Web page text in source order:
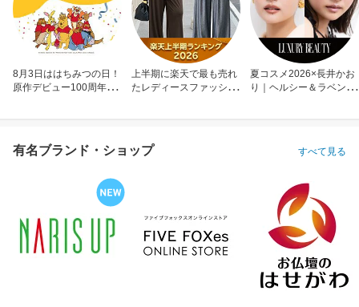
8月3日ははちみつの日！
原作デビュー100周年も
上半期に楽天で最も売れ
たレディースファッショ
夏コスメ2026×長井かお
り｜ヘルシー＆ラベンダ
有名ブランド・ショップ すべて見る